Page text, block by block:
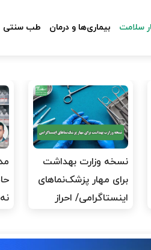
سلامت بیماری‌ها و درمان طب سنتی
نسخه وزارت بهداشت
برای مهار پزشک‌نماهای
اینستاگرامی/ احراز